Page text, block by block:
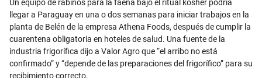
Un equipo de rabinos para la faena bajo el ritual kosher podría
llegar a Paraguay en una o dos semanas para iniciar trabajos en la
planta de Belén de la empresa Athena Foods, después de cumplir la
cuarentena obligatoria en hoteles de salud. Una fuente de la
industria frigorífica dijo a Valor Agro que “el arribo no está
confirmado” y “depende de las preparaciones del frigorífico” para su
recibimiento correcto.